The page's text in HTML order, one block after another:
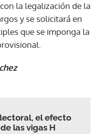
la legalización de la
y se solicitará en
que se imponga la
el efecto
las vigas H